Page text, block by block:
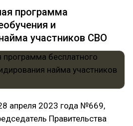
программа
и
участников СВО
апреля 2023 года №669,
Правительства